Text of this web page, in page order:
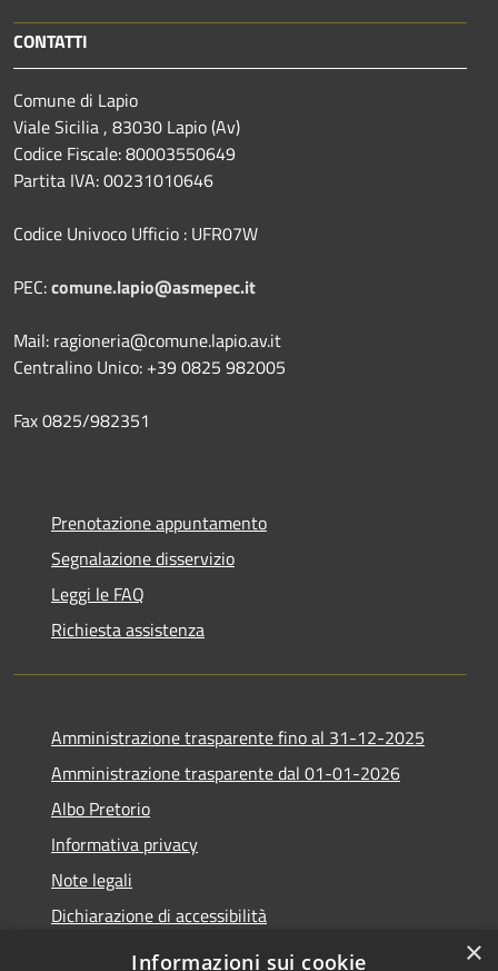
CONTATTI
Comune di Lapio
Viale Sicilia , 83030 Lapio (Av)
Codice Fiscale: 80003550649
Partita IVA: 00231010646
Codice Univoco Ufficio : UFR07W
PEC:comune.lapio@asmepec.it
Mail: ragioneria@comune.lapio.av.it
Centralino Unico: +39 0825 982005
Fax 0825/982351
Prenotazione appuntamento
Segnalazione disservizio
Leggi le FAQ
Richiesta assistenza
Amministrazione trasparente fino al 31-12-2025
Amministrazione trasparente dal 01-01-2026
Albo Pretorio
Informativa privacy
Note legali
Dichiarazione di accessibilità
×
Informazioni sui cookie